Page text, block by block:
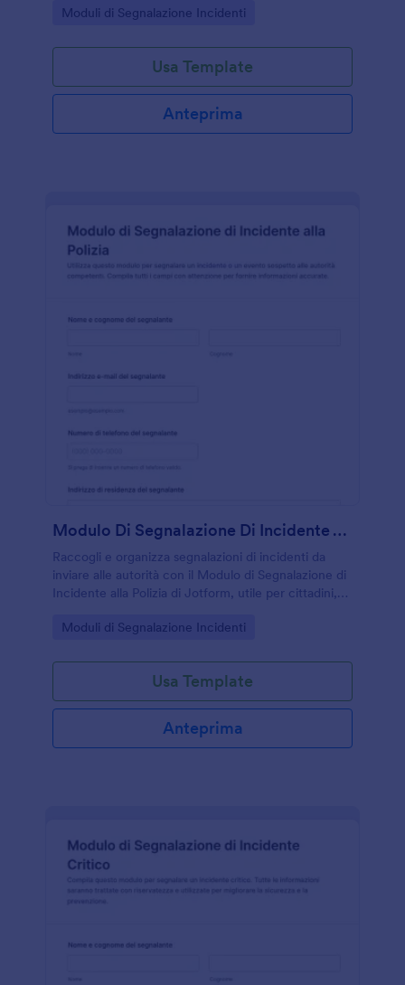
documentazione online.
Go to Category:
Moduli di Segnalazione Incidenti
Usa Template
Anteprima
Modulo Di Segnalazione Di Incidente Alla Polizia
Raccogli e organizza segnalazioni di incidenti da
inviare alle autorità con il Modulo di Segnalazione di
Incidente alla Polizia di Jotform, utile per cittadini,
dati in modo chiaro.
Go to Category:
Moduli di Segnalazione Incidenti
Usa Template
Anteprima